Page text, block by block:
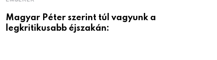
Magyar Péter szerint túl vagyunk a
legkritikusabb éjszakán: